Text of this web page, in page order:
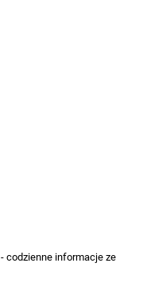
- codzienne informacje ze